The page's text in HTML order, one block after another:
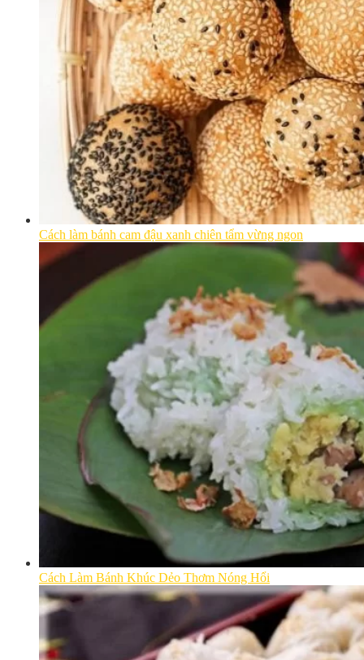
Cách làm bánh cam đậu xanh chiên tẩm vừng ngon
Cách Làm Bánh Khúc Dẻo Thơm Nóng Hổi